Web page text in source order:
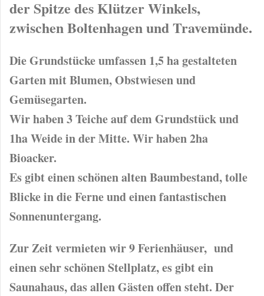
der Spitze des Klützer Winkels,
zwischen Boltenhagen und Travemünde.
Die Grundstücke umfassen 1,5 ha gestalteten
Garten mit Blumen, Obstwiesen und
Gemüsegarten.
Wir haben 3 Teiche auf dem Grundstück und
1ha Weide in der Mitte. Wir haben 2ha
Bioacker.
Es gibt einen schönen alten Baumbestand, tolle
Blicke in die Ferne und einen fantastischen
Sonnenuntergang.
Zur Zeit vermieten wir 9 Ferienhäuser, und
einen sehr schönen Stellplatz, es gibt ein
Saunahaus, das allen Gästen offen steht. Der